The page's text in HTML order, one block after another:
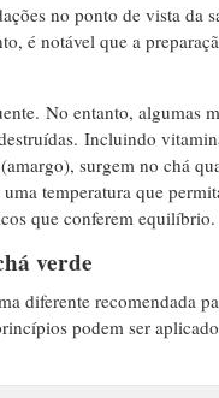
no ponto de vista da
é notável que a
No entanto, algumas
Incluindo
surgem no chá
temperatura que
que conferem equilíbrio.
verde
diferente recomendada
podem ser